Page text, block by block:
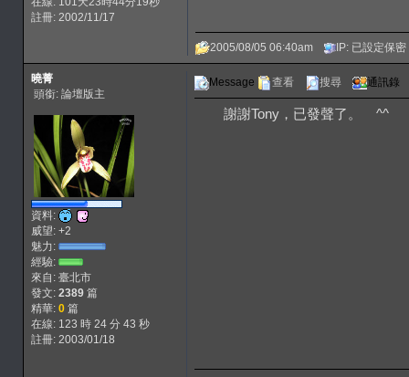
註冊: 2002/11/17
2005/08/05 06:40am IP: 已設定保密
曉菁
頭銜: 論壇版主
資料:
威望: +2
魅力:
經驗:
來自: 臺北市
發文: 2389篇
精華: 0篇
在線: 123 時 24 分 43 秒
註冊: 2003/01/18
Message 查看 搜尋 通訊錄
謝謝Tony，已發聲了。 ^^